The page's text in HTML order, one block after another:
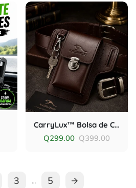
CarryLux™ Bolsa de Cinturón
Q299.00 Q399.00
3 … 5 arrow_forward